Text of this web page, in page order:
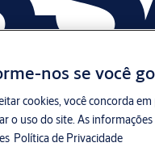
nos se você
cookies, você concorda
o uso do site. As
Política de Privacidade